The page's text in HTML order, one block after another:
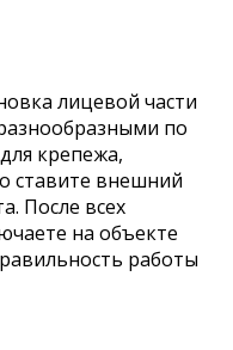
лицевой части
по
крепежа,
ставите внешний
После всех
на объекте
работы